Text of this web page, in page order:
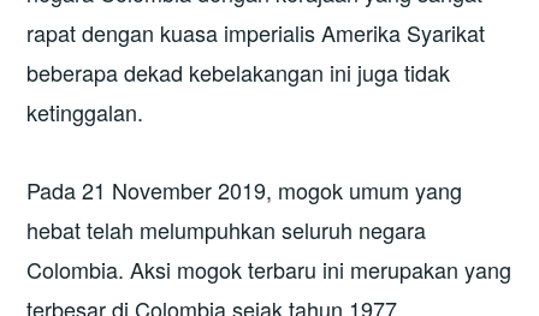
rapat dengan kuasa imperialis Amerika Syarikat
beberapa dekad kebelakangan ini juga tidak
ketinggalan.
Pada 21 November 2019, mogok umum yang
hebat telah melumpuhkan seluruh negara
Colombia. Aksi mogok terbaru ini merupakan yang
terbesar di Colombia sejak tahun 1977.